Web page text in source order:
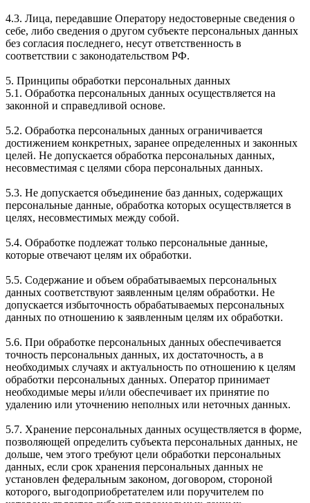
4.3. Лица, передавшие Оператору недостоверные сведения о
себе, либо сведения о другом субъекте персональных данных
без согласия последнего, несут ответственность в
соответствии с законодательством РФ.
5. Принципы обработки персональных данных
5.1. Обработка персональных данных осуществляется на
законной и справедливой основе.
5.2. Обработка персональных данных ограничивается
достижением конкретных, заранее определенных и законных
целей. Не допускается обработка персональных данных,
несовместимая с целями сбора персональных данных.
5.3. Не допускается объединение баз данных, содержащих
персональные данные, обработка которых осуществляется в
целях, несовместимых между собой.
5.4. Обработке подлежат только персональные данные,
которые отвечают целям их обработки.
5.5. Содержание и объем обрабатываемых персональных
данных соответствуют заявленным целям обработки. Не
допускается избыточность обрабатываемых персональных
данных по отношению к заявленным целям их обработки.
5.6. При обработке персональных данных обеспечивается
точность персональных данных, их достаточность, а в
необходимых случаях и актуальность по отношению к целям
обработки персональных данных. Оператор принимает
необходимые меры и/или обеспечивает их принятие по
удалению или уточнению неполных или неточных данных.
5.7. Хранение персональных данных осуществляется в форме,
позволяющей определить субъекта персональных данных, не
дольше, чем этого требуют цели обработки персональных
данных, если срок хранения персональных данных не
установлен федеральным законом, договором, стороной
которого, выгодоприобретателем или поручителем по